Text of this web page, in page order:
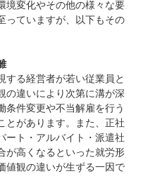
境変化やその他の様々な要
っていますが、以下もその
する経営者が若い従業員と
の違いにより次第に溝が深
条件変更や不当解雇を行う
とがあります。また、正社
ート・アルバイト・派遣社
が高くなるといった就労形
値観の違いが生ずる一因で